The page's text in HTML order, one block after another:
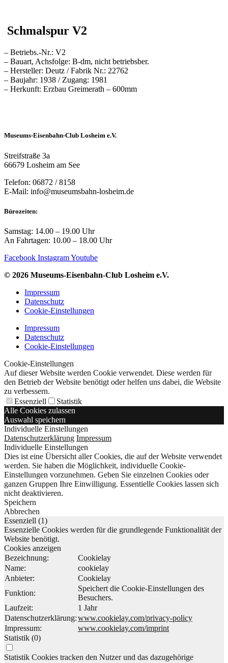
Schmalspur V2
– Betriebs.-Nr.: V2
– Bauart, Achsfolge: B-dm, nicht betriebsber.
– Hersteller: Deutz / Fabrik Nr.: 22762
– Baujahr: 1938 / Zugang: 1981
– Herkunft: Erzbau Greimerath – 600mm
Museums-Eisenbahn-Club Losheim e.V.
Streifstraße 3a
66679 Losheim am See
Telefon: 06872 / 8158
E-Mail: info@museumsbahn-losheim.de
Bürozeiten:
Samstag: 14.00 – 19.00 Uhr
An Fahrtagen: 10.00 – 18.00 Uhr
Facebook InstagramYoutube
© 2026 Museums-Eisenbahn-Club Losheim e.V.
Impressum
Datenschutz
Cookie-Einstellungen
Impressum
Datenschutz
Cookie-Einstellungen
Cookie-Einstellungen
Auf dieser Website werden Cookie verwendet. Diese werden für
den Betrieb der Website benötigt oder helfen uns dabei, die Website
zu verbessern.
Essenziell
Statistik
Alle Cookies zulassen
Auswahl speichern
Individuelle Einstellungen
Datenschutzerklärung Impressum
Individuelle Einstellungen
Dies ist eine Übersicht aller Cookies, die auf der Website verwendet
werden. Sie haben die Möglichkeit, individuelle Cookie-
Einstellungen vorzunehmen. Geben Sie einzelnen Cookies oder
ganzen Gruppen Ihre Einwilligung. Essentielle Cookies lassen sich
nicht deaktivieren.
Speichern
Abbrechen
Essenziell (1)
Essenzielle Cookies werden für die grundlegende Funktionalität der
Website benötigt.
Cookies anzeigen
Bezeichnung:
Cookielay
Name:
cookielay
Anbieter:
Cookielay
Funktion:
Speichert die Cookie-Einstellungen des
Besuchers.
Laufzeit:
1 Jahr
Datenschutzerklärung:www.cookielay.com/privacy-policy
Impressum:
www.cookielay.com/imprint
Statistik (0)
Statistik Cookies tracken den Nutzer und das dazugehörige